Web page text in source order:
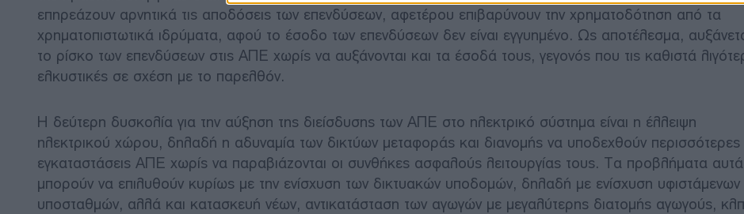
επηρεάζουν αρνητικά τις αποδόσεις των επενδύσεων, αφετέρου επιβαρύνουν την χρηματοδότηση από τα
χρηματοπιστωτικά ιδρύματα, αφού το έσοδο των επενδύσεων δεν είναι εγγυημένο. Ως αποτέλεσμα,
το ρίσκο των επενδύσεων στις ΑΠΕ χωρίς να αυξάνονται και τα έσοδά τους, γεγονός που τις καθιστά
ελκυστικές σε σχέση με το παρελθόν.
Η δεύτερη δυσκολία για την αύξηση της διείσδυσης των ΑΠΕ στο ηλεκτρικό σύστημα είναι η έλλειψη
ηλεκτρικού χώρου, δηλαδή η αδυναμία των δικτύων μεταφοράς και διανομής να υποδεχθούν περισσότερες
εγκαταστάσεις ΑΠΕ χωρίς να παραβιάζονται οι συνθήκες ασφαλούς λειτουργίας τους. Τα προβλήματα αυτά
μπορούν να επιλυθούν κυρίως με την ενίσχυση των δικτυακών υποδομών, δηλαδή με ενίσχυση υφιστάμενων
υποσταθμών, αλλά και κατασκευή νέων, αντικατάσταση των αγωγών με μεγαλύτερης διατομής αγωγούς,